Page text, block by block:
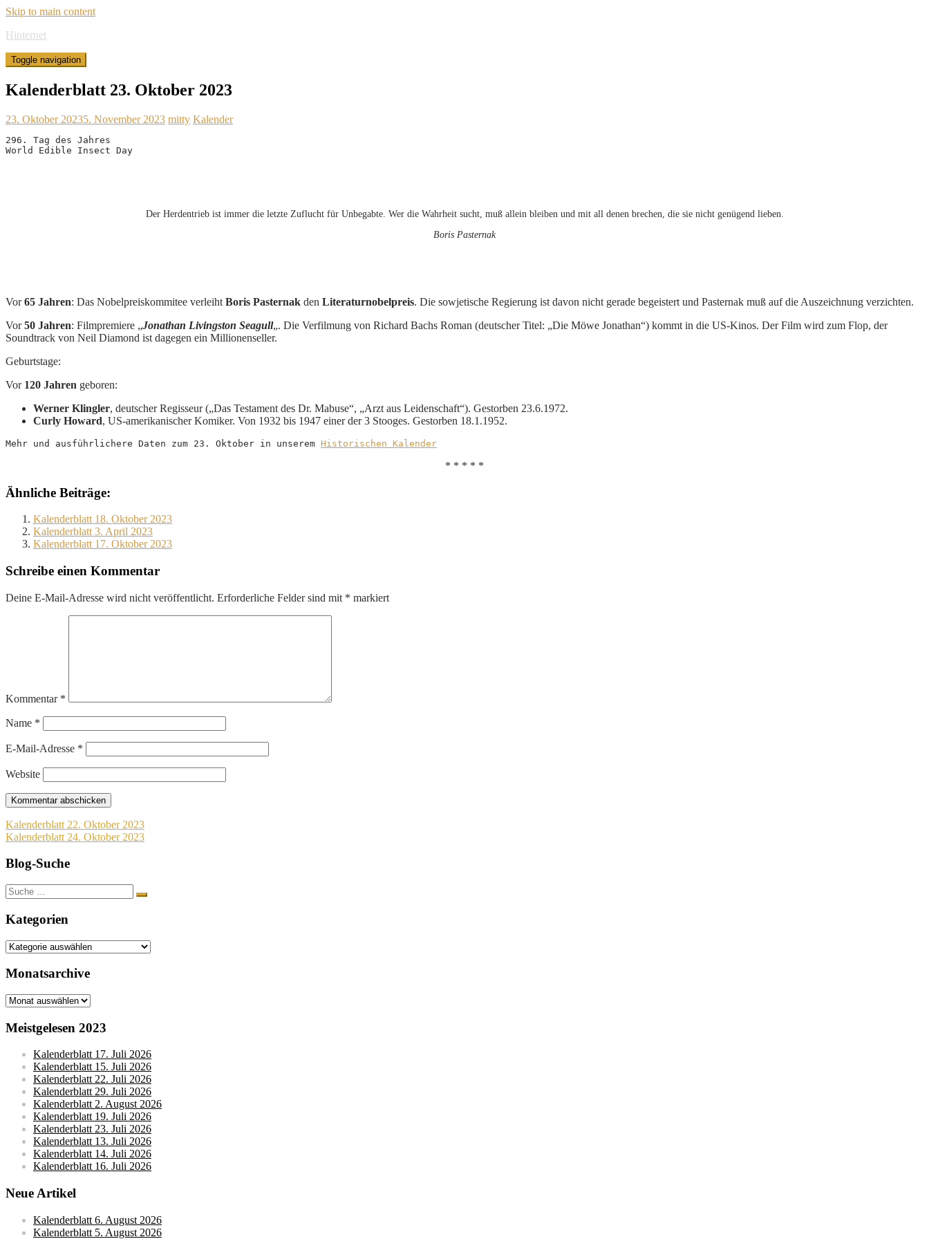
Skip to main content
Hinternet
Toggle navigation
Kalenderblatt 23. Oktober 2023
23. Oktober 20235. November 2023 mitty Kalender
296. Tag des Jahres
World Edible Insect Day
Der Herdentrieb ist immer die letzte Zuflucht für Unbegabte. Wer die Wahrheit sucht, muß allein bleiben und mit all denen brechen, die sie nicht genügend lieben.
Boris Pasternak
Vor65 Jahren: Das Nobelpreiskommitee verleiht Boris Pasternak den Literaturnobelpreis. Die sowjetische Regierung ist davon nicht gerade begeistert und Pasternak muß auf die Auszeichnung verzichten.
Vor50 Jahren: Filmpremiere „Jonathan Livingston Seagull„. Die Verfilmung von Richard Bachs Roman (deutscher Titel: „Die Möwe Jonathan“) kommt in die US-Kinos. Der Film wird zum Flop, der
Soundtrack von Neil Diamond ist dagegen ein Millionenseller.
Geburtstage:
Vor 120 Jahren geboren:
Werner Klingler, deutscher Regisseur („Das Testament des Dr. Mabuse“, „Arzt aus Leidenschaft“). Gestorben 23.6.1972.
Curly Howard, US-amerikanischer Komiker. Von 1932 bis 1947 einer der 3 Stooges. Gestorben 18.1.1952.
Mehr und ausführlichere Daten zum 23. Oktober in unserem Historischen Kalender
* * * * *
Ähnliche Beiträge:
Kalenderblatt 18. Oktober 2023
Kalenderblatt 3. April 2023
Kalenderblatt 17. Oktober 2023
Schreibe einen Kommentar
Deine E-Mail-Adresse wird nicht veröffentlicht. Erforderliche Felder sind mit * markiert
Kommentar *
Name *
E-Mail-Adresse *
Website
Beitragsnavigation
Kalenderblatt 22. Oktober 2023
Kalenderblatt 24. Oktober 2023
Blog-Suche
Suche
nach:
Kategorien
Kategorien
Monatsarchive
Monatsarchive
Meistgelesen 2023
Kalenderblatt 17. Juli 2026
Kalenderblatt 15. Juli 2026
Kalenderblatt 22. Juli 2026
Kalenderblatt 29. Juli 2026
Kalenderblatt 2. August 2026
Kalenderblatt 19. Juli 2026
Kalenderblatt 23. Juli 2026
Kalenderblatt 13. Juli 2026
Kalenderblatt 14. Juli 2026
Kalenderblatt 16. Juli 2026
Neue Artikel
Kalenderblatt 6. August 2026
Kalenderblatt 5. August 2026